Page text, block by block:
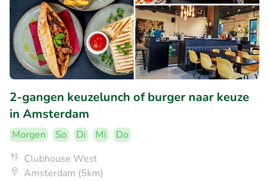
2-gangen keuzelunch of burger naar keuze
in Amsterdam
Morgen So Di Mi
Do
Clubhouse West
Amsterdam (5km)